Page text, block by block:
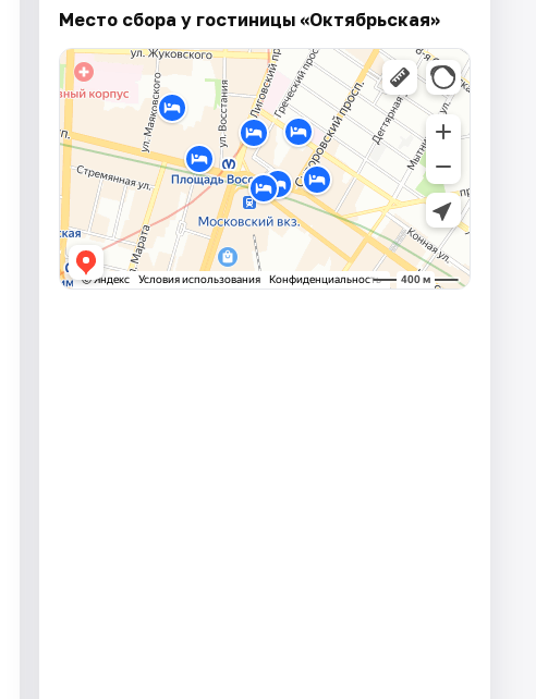
Место сбора у гостиницы «Октябрьская»